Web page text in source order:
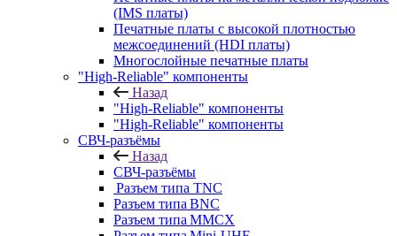
(IMS платы)
Печатные платы с высокой плотностью
межсоединений (HDI платы)
Многослойные печатные платы
"High-Reliable" компоненты
Назад
"High-Reliable" компоненты
"High-Reliable" компоненты
СВЧ-разъёмы
Назад
СВЧ-разъёмы
Разъем типа TNC
Разъем типа BNC
Разъем типа MMCX